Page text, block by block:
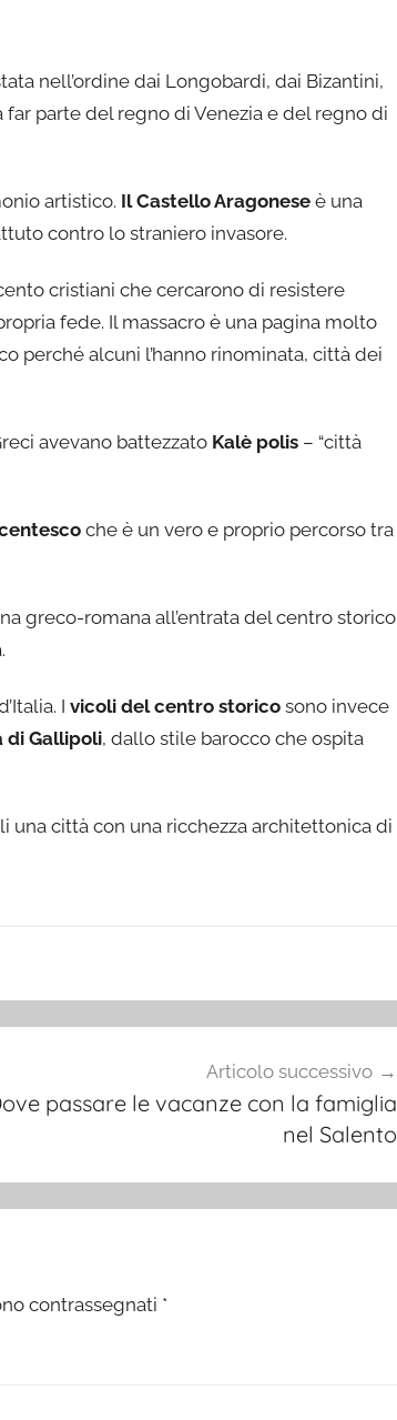
nell’ordine dai Longobardi, dai Bizantini,
parte del regno di Venezia e del regno di
artistico. Il Castello Aragonese è una
contro lo straniero invasore.
cristiani che cercarono di resistere
fede. Il massacro è una pagina molto
perché alcuni l’hanno rinominata, città dei
avevano battezzato Kalè polis – “città
che è un vero e proprio percorso tra
greco-romana all’entrata del centro storico
I vicoli del centro storico sono invece
di Gallipoli, dallo stile barocco che ospita
città con una ricchezza architettonica di
Articolo successivo
passare le vacanze con la famiglia
nel Salento
contrassegnati *